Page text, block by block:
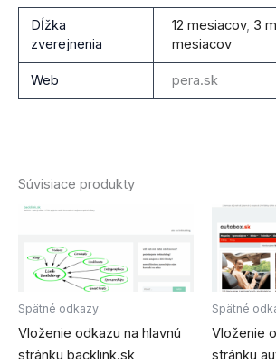
Dĺžka
zverejnenia
12 mesiacov, 3
mesiacov
Web pera.sk
Súvisiace produkty
Spätné odkazy
Vloženie odkazu na hlavnú
stránku backlink.sk
through
49,00 €
produkt
variantov.
Spätné
Vloženie
stránku